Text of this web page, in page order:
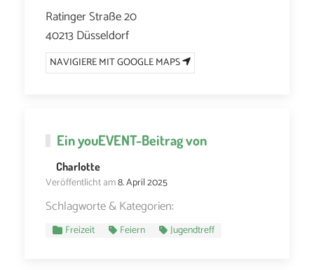
Ratinger Straße 20
40213 Düsseldorf
NAVIGIERE MIT GOOGLE MAPS
EinyouEVENT-Beitrag von
Charlotte
Veröffentlicht am8. April 2025
Schlagworte & Kategorien:
Freizeit Feiern Jugendtreff